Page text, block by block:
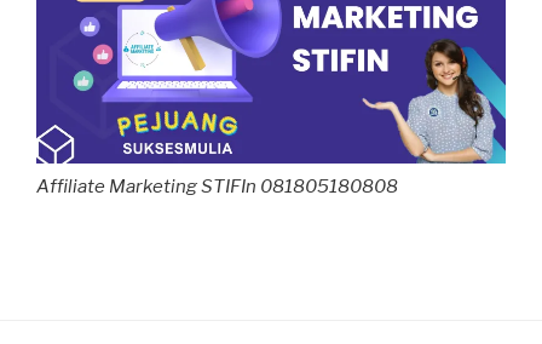
Affiliate Marketing STIFIn 081805180808